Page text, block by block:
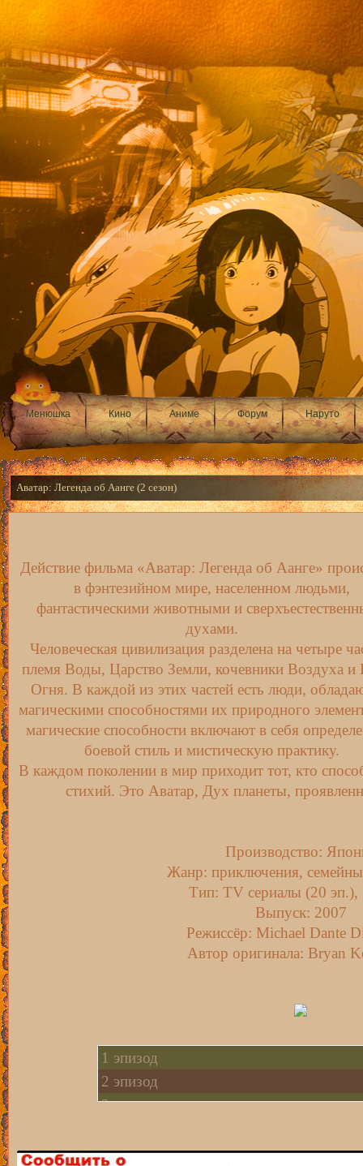
Менюшка Кино Аниме Форум Наруто
Аватар: Легенда об Аанге (2 сезон)
Действие фильма «Аватар: Легенда об Аанге»
в фэнтезийном мире, населенном людьми,
фантастическими животными и
духами.
Человеческая цивилизация разделена на четыре
племя Воды, Царство Земли, кочевники Воздуха и
Огня. В каждой из этих частей есть люди,
магическими способностями их природного
магические способности включают в себя
боевой стиль и мистическую практику.
В каждом поколении в мир приходит тот, кто
стихий. Это Аватар, Дух планеты,
Производство:
Жанр: приключения,
Тип: TV сериалы (20
Выпуск: 2007
Режиссёр: Michael Dante
Автор оригинала: Bryan
1 эпизод
2 эпизод
3 эпизод
5 эпизод